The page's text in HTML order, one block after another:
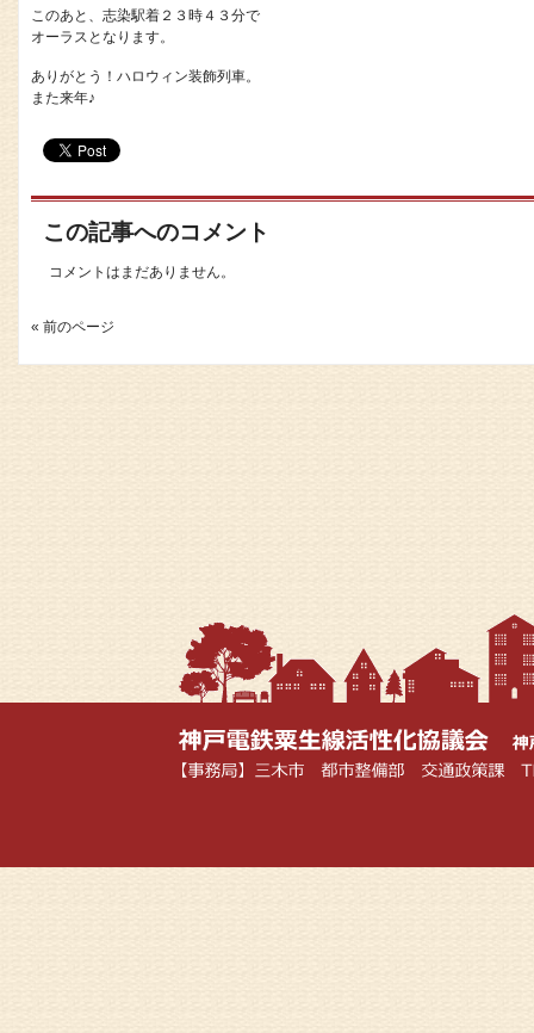
このあと、志染駅着２３時４３分で
オーラスとなります。
ありがとう！ハロウィン装飾列車。
また来年♪
この記事へのコメント
コメントはまだありません。
« 前のページ